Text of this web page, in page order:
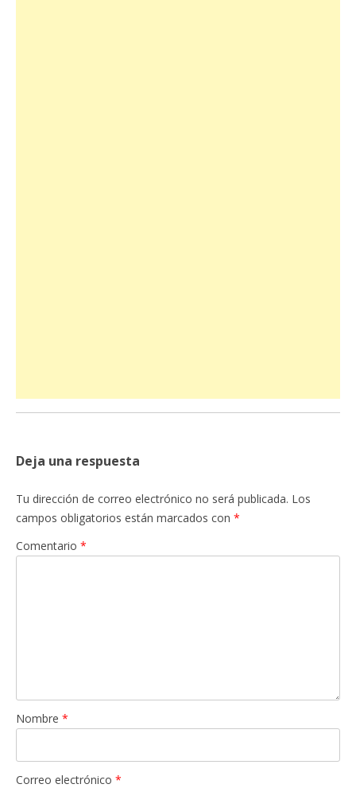
Deja una respuesta
Tu dirección de correo electrónico no será publicada. Los
campos obligatorios están marcados con *
Comentario *
Nombre *
Correo electrónico *